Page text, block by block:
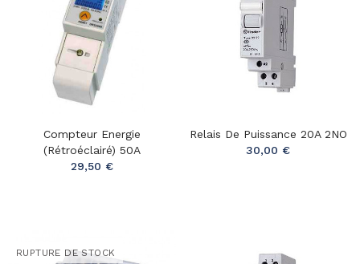
Compteur Energie
(rétroéclairé) 50A
29,50 €
Relais De Puissance 20A 2NO
30,00 €
RUPTURE DE STOCK